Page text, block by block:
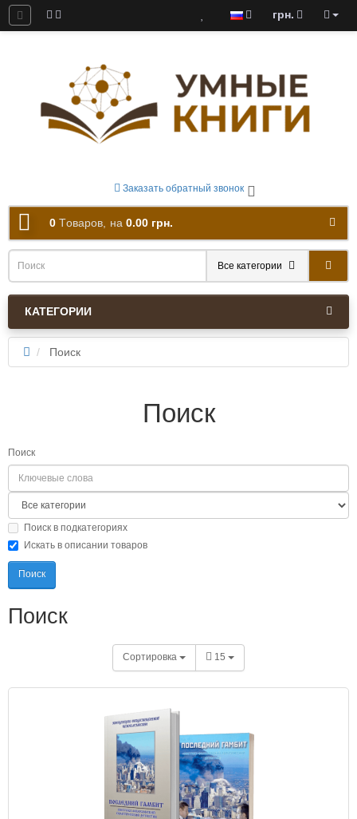
грн.
Заказать обратный звонок
0 Tоваров, на 0.00 грн.
Все категории
КАТЕГОРИИ
Поиск
Поиск
Поиск
Поиск в подкатегориях
Искать в описании товаров
Поиск
Сортировка 15